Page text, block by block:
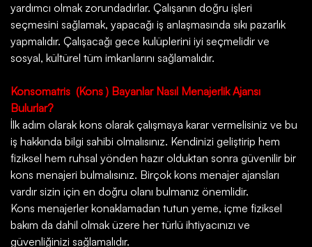
yardımcı olmak zorundadırlar. Çalışanın doğru işleri
seçmesini sağlamak, yapacağı iş anlaşmasında sıkı pazarlık
yapmalıdır. Çalışacağı gece kulüplerini iyi seçmelidir ve
sosyal, kültürel tüm imkanlarını sağlamalıdır.
Konsomatris (Kons ) Bayanlar Nasıl Menajerlik Ajansı
Bulurlar?
İlk adım olarak kons olarak çalışmaya karar vermelisiniz ve bu
iş hakkında bilgi sahibi olmalısınız. Kendinizi geliştirip hem
fiziksel hem ruhsal yönden hazır olduktan sonra güvenilir bir
kons menajeri bulmalısınız. Birçok kons menajer ajansları
vardır sizin için en doğru olanı bulmanız önemlidir.
Kons menajerler konaklamadan tutun yeme, içme fiziksel
bakım da dahil olmak üzere her türlü ihtiyacınızı ve
güvenliğinizi sağlamalıdır.